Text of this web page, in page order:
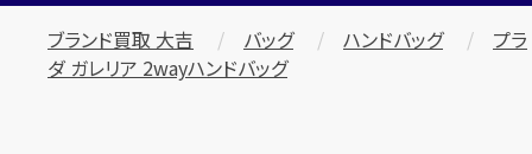
ブランド買取 大吉 バッグ ハンドバッグ
プラ
ダ ガレリア 2wayハンドバッグ